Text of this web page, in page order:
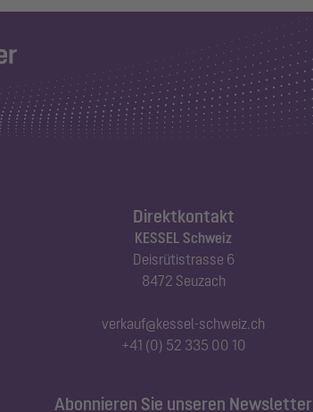
Direktkontakt
KESSEL Schweiz
Deisrütistrasse 6
8472 Seuzach
verkauf@kessel-schweiz.ch
+41 (0) 52 335 00 10
Abonnieren Sie unseren Newsletter